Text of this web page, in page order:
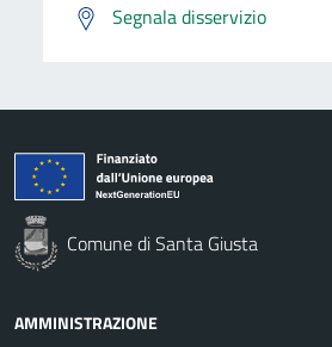
Segnala disservizio
Comune di Santa Giusta
AMMINISTRAZIONE